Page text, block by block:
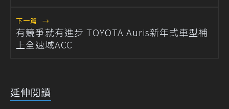
下一篇 →
有競爭就有進步 TOYOTA Auris新年式車型補
上全速域ACC
延伸閱讀